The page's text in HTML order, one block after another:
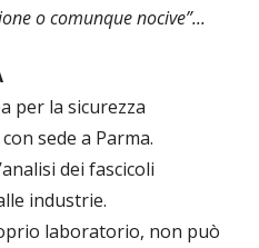
o comunque nocive”...
per la sicurezza
sede a Parma.
dei fascicoli
industrie.
laboratorio, non può